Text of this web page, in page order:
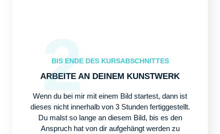
BIS ENDE DES KURSABSCHNITTES
ARBEITE AN DEINEM KUNSTWERK
Wenn du bei mir mit einem Bild startest, dann ist
dieses nicht innerhalb von 3 Stunden fertiggestellt.
Du malst so lange an diesem Bild, bis es den
Anspruch hat von dir aufgehängt werden zu
2